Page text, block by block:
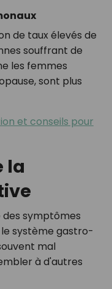
de taux élevés de
souffrant de
les femmes
sont plus
et conseils pour
la
des symptômes
système gastro-
mal
à d'autres